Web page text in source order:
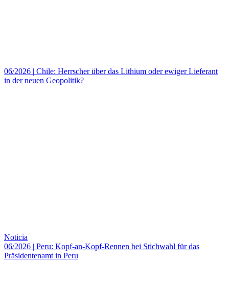
06/2026 | Chile: Herrscher über das Lithium oder ewiger Lieferant
in der neuen Geopolitik?
Noticia
06/2026 | Peru: Kopf-an-Kopf-Rennen bei Stichwahl für das
Präsidentenamt in Peru